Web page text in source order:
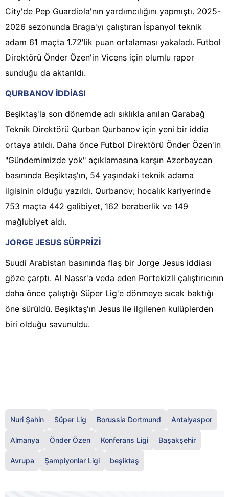
City'de Pep Guardiola'nın yardımcılığını yapmıştı. 2025-
2026 sezonunda Braga'yı çalıştıran İspanyol teknik
adam 61 maçta 1.72'lik puan ortalaması yakaladı. Futbol
Direktörü Önder Özen'in Vicens için olumlu rapor
sunduğu da aktarıldı.
QURBANOV İDDİASI
Beşiktaş'la son dönemde adı sıklıkla anılan Qarabağ
Teknik Direktörü Qurban Qurbanov için yeni bir iddia
ortaya atıldı. Daha önce Futbol Direktörü Önder Özen'in
"Gündemimizde yok" açıklamasına karşın Azerbaycan
basınında Beşiktaş'ın, 54 yaşındaki teknik adama
ilgisinin olduğu yazıldı. Qurbanov; hocalık kariyerinde
753 maçta 442 galibiyet, 162 beraberlik ve 149
mağlubiyet aldı.
JORGE JESUS SÜRPRİZİ
Suudi Arabistan basınında flaş bir Jorge Jesus iddiası
göze çarptı. Al Nassr'a veda eden Portekizli çalıştırıcının
daha önce çalıştığı Süper Lig'e dönmeye sıcak baktığı
öne sürüldü. Beşiktaş'ın Jesus ile ilgilenen kulüplerden
biri olduğu savunuldu.
Nuri Şahin Süper Lig Borussia Dortmund Antalyaspor
Almanya Önder Özen Konferans Ligi Başakşehir
Avrupa Şampiyonlar Ligi beşiktaş